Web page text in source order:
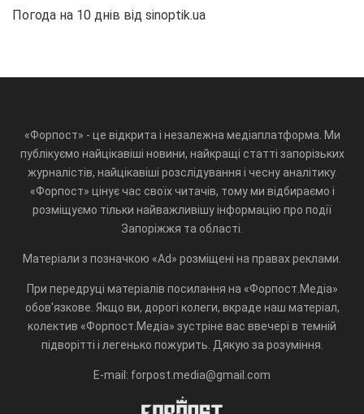
Погода на 10 днів від sinoptik.ua
«Форпост» - це відкрита і незалежна медіаплатформа. Ми
публікуємо найцікавіші новини, найкращі статті запорізьких
журналістів, найцікавіші розслідування і чесну аналітику.
«Форпост» цінує час своїх читачів, тому ми відбираємо і
розміщуємо тільки найважливішу інформацію про події
Запоріжжя та області.
Матеріали з позначкою «Ad» розміщені на правах реклами.
При передруці матеріалів посилання на «Форпост.Медіа»
обов'язкове. Якщо ви, дорогі колеги, вкраде наш матеріал,
колектив «Форпост.Медіа» зустріне вас ввечері в темній
підворітті і легенько пожурить. Дякую за розуміння.
E-mail: forpost.media@gmail.com